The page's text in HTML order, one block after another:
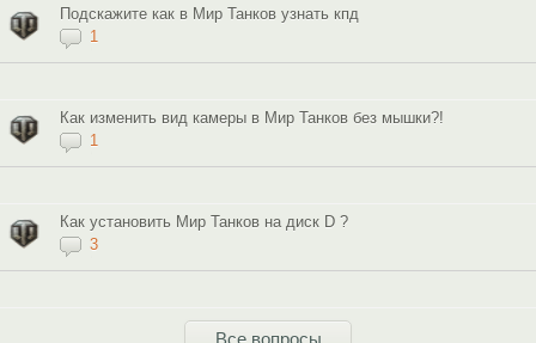
Подскажите как в Мир Танков узнать кпд
1
Как изменить вид камеры в Мир Танков без мышки?!
1
Как установить Мир Танков на диск D ?
3